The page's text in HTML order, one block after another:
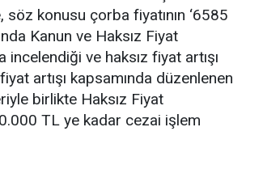
konusu çorba fiyatının ‘6585
Kanun ve Haksız Fiyat
ve haksız fiyat artışı
artışı kapsamında düzenlenen
birlikte Haksız Fiyat
TL ye kadar cezai işlem